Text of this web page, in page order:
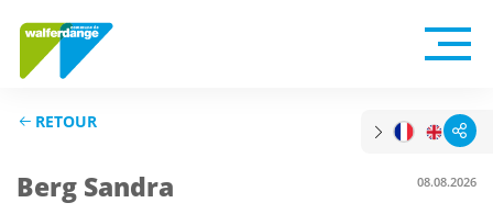
RETOUR
Berg Sandra 08.08.2026